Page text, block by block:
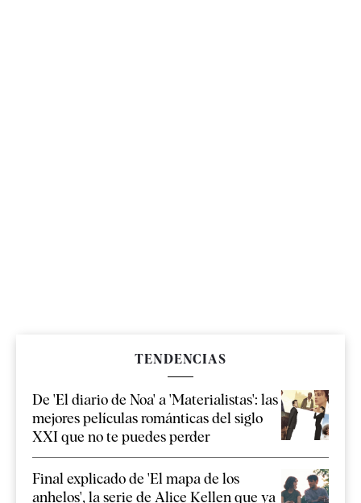
TENDENCIAS
De 'El diario de Noa' a 'Materialistas': las
mejores películas románticas del siglo
XXI que no te puedes perder
Final explicado de 'El mapa de los
anhelos', la serie de Alice Kellen que ya